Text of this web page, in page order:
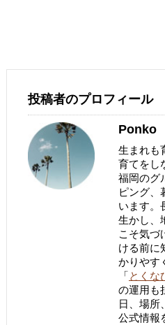
投稿者のプロフィール
Ponko
生まれも
育てをし
福岡のグ
ピング、
います。
生かし、
こそ気づ
ける前に
かりやす
「 とくな
の運用も
日、場所
公式情報